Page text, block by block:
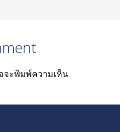
จะพิมพ์ความเห็น